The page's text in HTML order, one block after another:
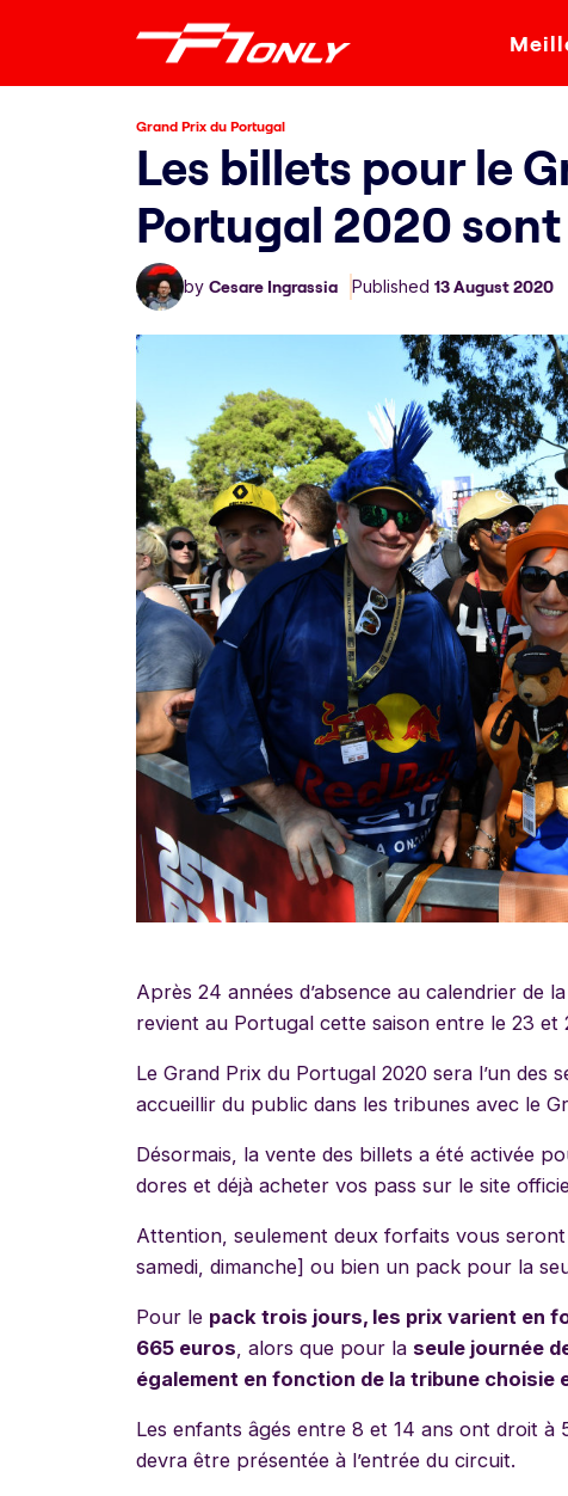
Grand Prix du Portugal
Les billets pour le
Portugal 2020 sont
by Cesare Ingrassia Published 13 August 2020
Après 24 années d’absence au calendrier de
revient au Portugal cette saison entre le 23 et
Le Grand Prix du Portugal 2020 sera l’un des
accueillir du public dans les tribunes avec le
Désormais, la vente des billets a été activée
dores et déjà acheter vos pass sur le site
Attention, seulement deux forfaits vous
samedi, dimanche] ou bien un pack pour la
Pour le pack trois jours, les prix varient en
665 euros , alors que pour la seule journée
également en fonction de la tribune choisie
Les enfants âgés entre 8 et 14 ans ont droit à
devra être présentée à l’entrée du circuit.